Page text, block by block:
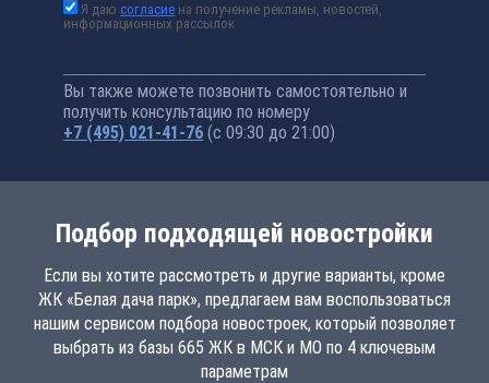
Я даюсогласие на получение рекламы, новостей,
информационных рассылок
Вы также можете позвонить самостоятельно и
получить консультацию по номеру
+7 (495) 021-41-76 (с 09:30 до 21:00)
Подбор подходящей новостройки
Если вы хотите рассмотреть и другие варианты, кроме
ЖК «Белая дача парк», предлагаем вам воспользоваться
нашим сервисом подбора новостроек, который позволяет
выбрать из базы 665 ЖК в МСК и МО по 4 ключевым
параметрам